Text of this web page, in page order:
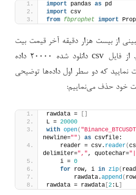
import pandas as pd
import csv
from fbprophet import
از بیست هزار دقیقه آخر قیمت بیت
کوین استفاده می‌نماییم. از فایل csv دانلود شده ۲۰۰۰۰ داده
نمایید که دو سطر اول داده‌ها توضیحی
خود حذف می‌نماییم:
rawdata =
L = 20000
with open(
newline="" ) as csvfile:
    reader = csv.
reader(
delimiter=",", quotechar=
    i =
0
for row, i in zip(
        rawdata.
append( row
rawdata = rawdata 2:L